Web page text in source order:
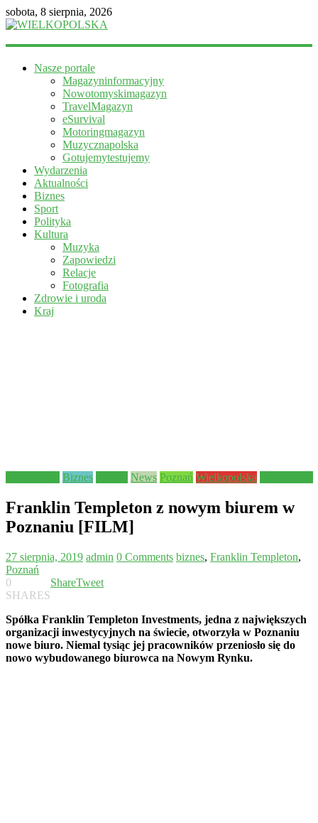
sobota, 8 sierpnia, 2026
WIELKOPOLSKA
informacyjny
Nasze portale
Magazyninformacyjny
Nowotomyskimagazyn
TravelMagazyn
eSurvival
Motoringmagazyn
Muzycznapolska
Gotujemytestujemy
Wydarzenia
Aktualności
Biznes
Sport
Polityka
Kultura
Muzyka
Zapowiedzi
Relacje
Fotografia
Zdrowie i uroda
Kraj
Biznes News Poznań Wielkopolska
Franklin Templeton z nowym biurem w
Poznaniu [FILM]
27 sierpnia, 2019 admin 0 Comments biznes, Franklin Templeton,
Poznań
0
SHARES
ShareTweet
Spółka Franklin Templeton Investments, jedna z największych
organizacji inwestycyjnych na świecie, otworzyła w Poznaniu
nowe biuro. Niemal tysiąc jej pracowników przeniosło się do
nowo wybudowanego biurowca na Nowym Rynku.